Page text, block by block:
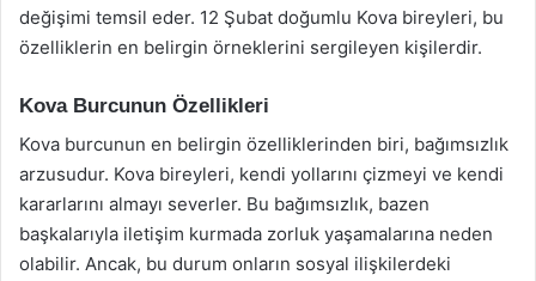
değişimi temsil eder. 12 Şubat doğumlu Kova bireyleri, bu
özelliklerin en belirgin örneklerini sergileyen kişilerdir.
Kova Burcunun Özellikleri
Kova burcunun en belirgin özelliklerinden biri, bağımsızlık
arzusudur. Kova bireyleri, kendi yollarını çizmeyi ve kendi
kararlarını almayı severler. Bu bağımsızlık, bazen
başkalarıyla iletişim kurmada zorluk yaşamalarına neden
olabilir. Ancak, bu durum onların sosyal ilişkilerdeki